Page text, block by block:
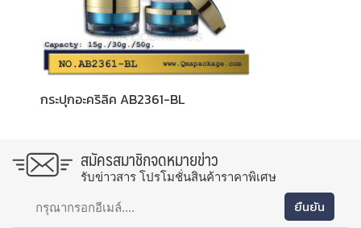
กระปุกอะคริลิค AB2361-BL
สมัครสมาชิกจดหมายข่าว
รับข่าวสาร โปรโมชั่นสินค้าราคาพิเศษ